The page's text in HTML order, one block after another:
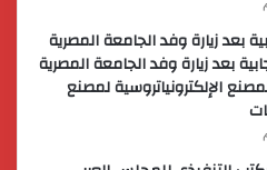
بعد زيارة وفد الجامعة المصرية
بعد زيارة وفد الجامعة المصرية
الإلكترونياتروسية لمصنع